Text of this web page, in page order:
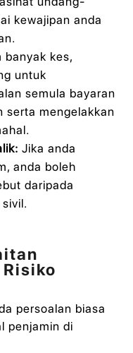
kewajipan anda
banyak kes,
untuk
semula bayaran
serta mengelakkan
Jika anda
anda boleh
daripada
persoalan biasa
penjamin di